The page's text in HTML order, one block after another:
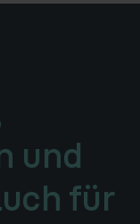
und
für